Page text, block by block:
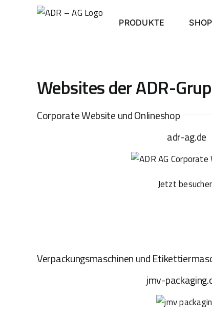
PRODUKTE SHOP
Websites der ADR-
Corporate Website und Onlineshop
adr-ag.de
Jetzt
Verpackungsmaschinen und
jmv-